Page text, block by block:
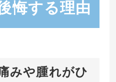
悔する理由
みや腫れがひ